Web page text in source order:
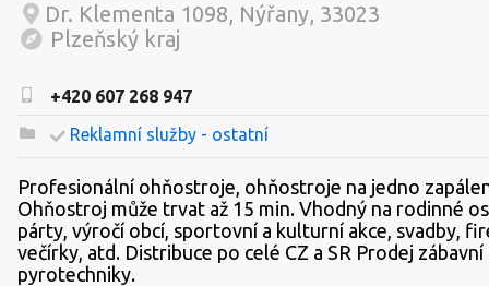
Dr. Klementa 1098, Nýřany, 33023
Plzeňský kraj
+420 607 268 947
Reklamní služby - ostatní
Profesionální ohňostroje, ohňostroje na jedno
Ohňostroj může trvat až 15 min. Vhodný na rodinné
párty, výročí obcí, sportovní a kulturní akce, svadby,
večírky, atd. Distribuce po celé CZ a SR Prodej zábavní
pyrotechniky.